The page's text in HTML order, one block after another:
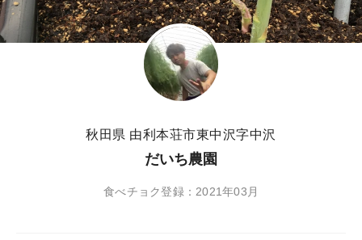
秋田県 由利本荘市東中沢字中沢
だいち農園
食べチョク登録：2021年03月